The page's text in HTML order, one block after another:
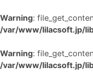
Warning:
/var/www/lilacsoft.jp/
Warning:
/var/www/lilacsoft.jp/